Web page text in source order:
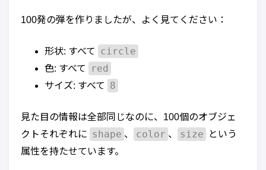
100発の弾を作りましたが、よく見てください：
形状: すべて circle
色: すべて red
サイズ: すべて 8
見た目の情報は全部同じなのに、100個のオブジェ
クトそれぞれに shape 、 color 、 size
という
属性を持たせています。